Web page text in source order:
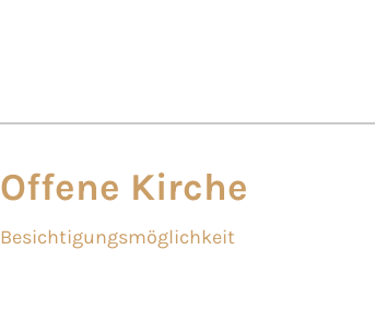
Offene Kirche
Besichtigungsmöglichkeit